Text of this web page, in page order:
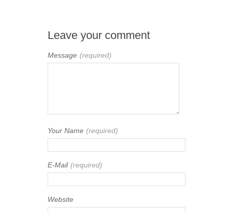
Leave your comment
Message (required)
Your Name (required)
E-Mail (required)
Website